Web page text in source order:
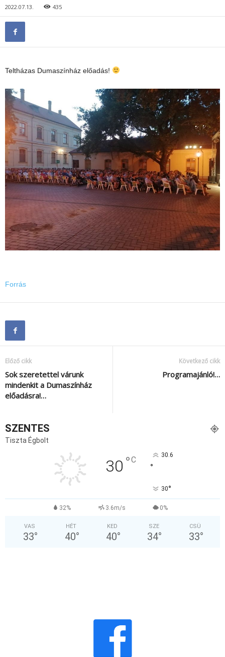
2022.07.13. 435
Teltházas Dumaszínház előadás!
Forrás
Előző cikk
Sok szeretettel várunk
mindenkit a Dumaszínház
előadásra!…
Következő cikk
Programajánló!…
SZENTES
Tiszta Égbolt
30 °C 30.6
°
30°
32% 3.6m/s 0%
VAS
33°
HÉT
40°
KED
40°
SZE
34°
CSÜ
33°